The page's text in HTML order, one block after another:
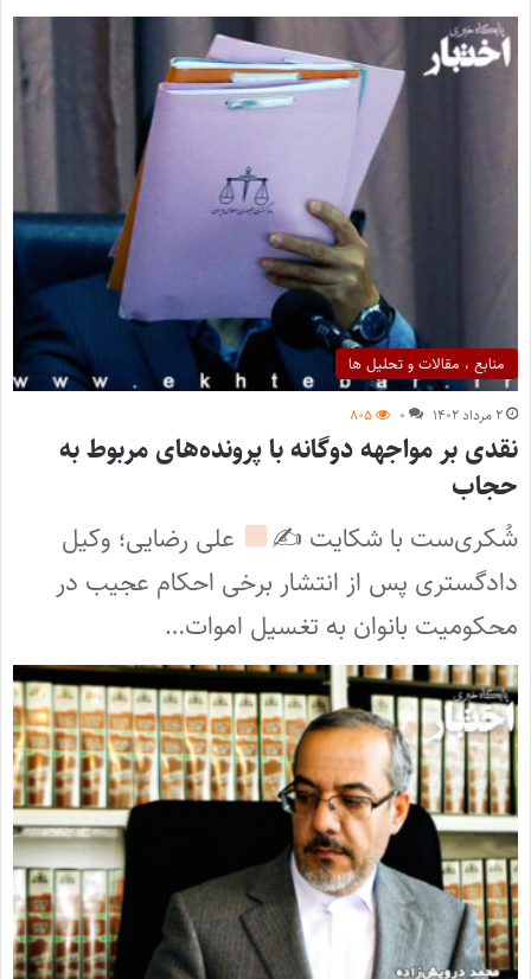
منابع ، مقالات و تحلیل ها
۲ مرداد ۱۴۰۲ ۰ ۸۰۵
نقدی بر مواجهه دوگانه با پرونده‌های مربوط به
حجاب
شُکری‏‌ست با شکایت ✍
علی رضایی؛ وکیل
دادگستری پس از انتشار برخی احکام عجیب در
محکومیت بانوان به تغسیل اموات…